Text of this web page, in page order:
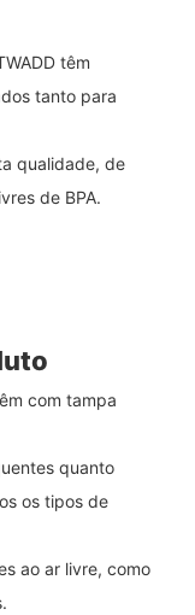
têm
tanto para
qualidade, de
de BPA.
com tampa
quanto
os tipos de
ao ar livre, como